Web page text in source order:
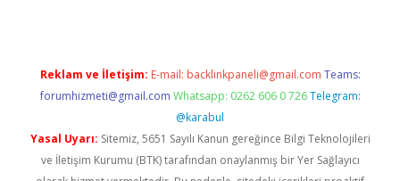
Reklam ve İletişim: E-mail: backlinkpaneli@gmail.com Teams:
forumhizmeti@gmail.com Whatsapp: 0262 606 0 726 Telegram:
@karabul
Yasal Uyarı: Sitemiz, 5651 Sayılı Kanun gereğince Bilgi Teknolojileri
ve İletişim Kurumu (BTK) tarafından onaylanmış bir Yer Sağlayıcı